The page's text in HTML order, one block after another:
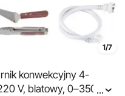
1/7
konwekcyjny 4-
V, blatowy, 0–350 ℃,
...